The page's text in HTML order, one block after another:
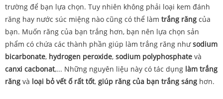
trường để bạn lựa chọn. Tuy nhiên không phải loại kem đánh
răng hay nước súc miệng nào cũng có thể làm trắng răng của
bạn. Muốn răng của bạn trắng hơn, bạn nên lựa chọn sản
phẩm có chứa các thành phần giúp làm trắng răng nhưsodium
bicarbonate, hydrogen peroxide, sodium polyphosphate và
canxi cacbonat,... Những nguyên liệu này có tác dụng làm trắng
răng và loại bỏ vết ố rất tốt, giúp răng của bạn trắng sáng hơn.